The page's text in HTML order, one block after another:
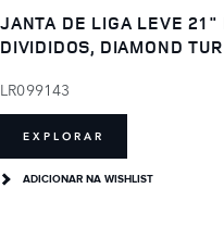
JANTA DE LIGA LEVE
DIVIDIDOS, DIAMOND
LR099143
EXPLORAR
ADICIONAR NA WISHLIST